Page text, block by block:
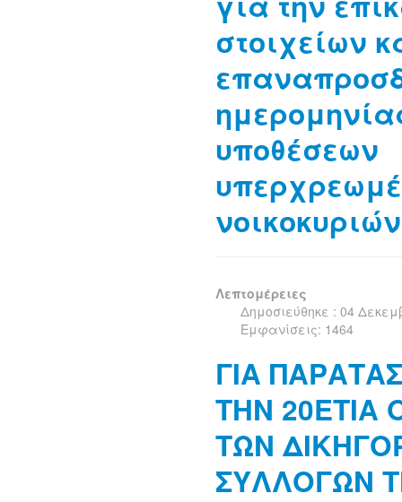
στοιχείων
υποθέσεων
νοικοκυριών
Λεπτομέρειες
Δημοσιεύθηκε : 04
Εμφανίσεις: 1464
ΓΙΑ
ΤΗΝ 20ΕΤΙΑ
ΤΩΝ
ΣΥΛΛΟΓΩΝ